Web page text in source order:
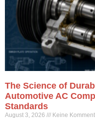
The Science of
Automotive AC
Standards
August 3, 2026 Keine